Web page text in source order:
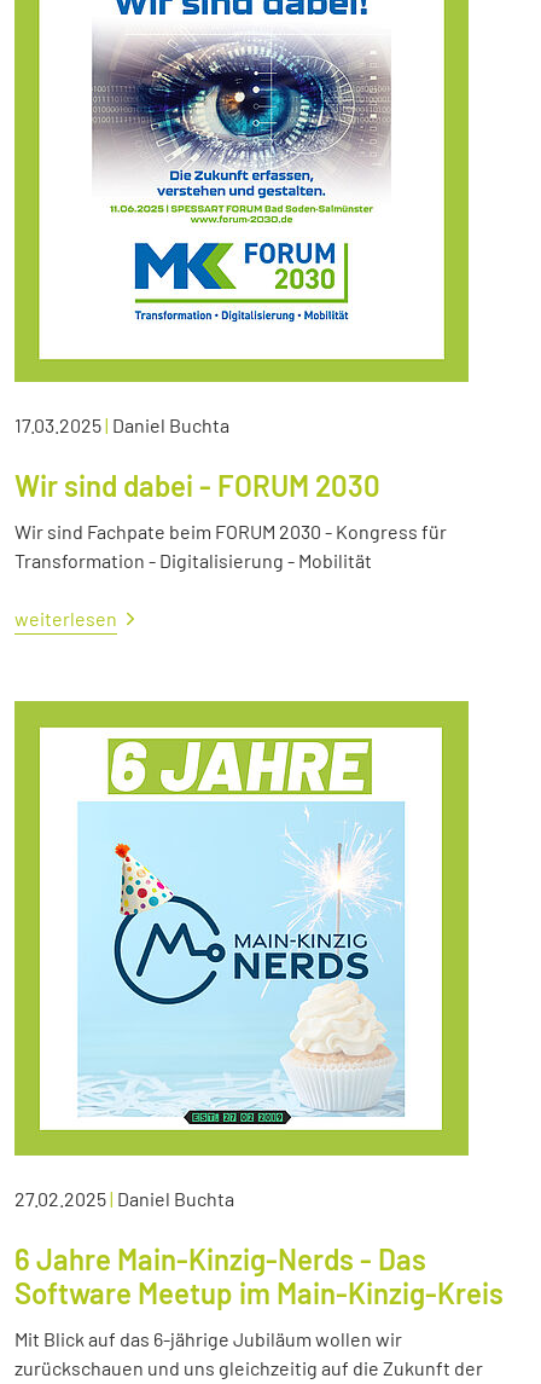
17.03.2025| Daniel Buchta
Wir sind dabei - FORUM 2030
Wir sind Fachpate beim FORUM 2030 - Kongress für
Transformation - Digitalisierung - Mobilität
weiterlesen
27.02.2025| Daniel Buchta
6 Jahre Main-Kinzig-Nerds - Das
Software Meetup im Main-Kinzig-Kreis
Mit Blick auf das 6-jährige Jubiläum wollen wir
zurückschauen und uns gleichzeitig auf die Zukunft der